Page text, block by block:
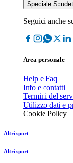
Speciale
Seguici anche
Area personale
Help e Faq
Info e contatti
Termini del
Utilizzo dati e
Cookie Policy
Altri sport
Altri sport